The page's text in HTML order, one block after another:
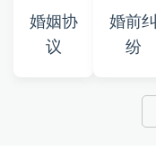
婚姻协
议
婚前纠
纷